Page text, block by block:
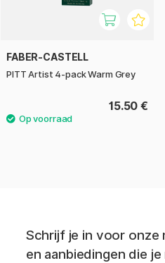
FABER-CASTELL
PITT Artist 4-pack Warm Grey
15.50 €
Schrijf je in voor onze
en aanbiedingen die